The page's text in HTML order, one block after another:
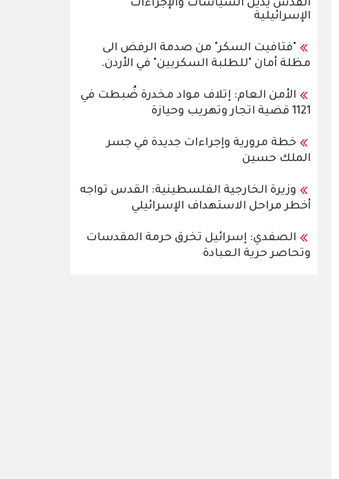
القدس يدين السياسات والإجراءات
الإسرائيلية
"فتافيت السكر" من صدمة الرفض الى
مظلة أمان "للطلبة السكريين" في الأردن.
الأمن العام: إتلاف مواد مخدرة ضُبطت في
1121 قضية اتجار وتهريب وحيازة
خطة مرورية وإجراءات جديدة في جسر
الملك حسين
وزيرة الخارجية الفلسطينية: القدس تواجه
أخطر مراحل الاستهداف الإسرائيلي
الصفدي: إسرائيل تخرق حرمة المقدسات
وتحاصر حرية العبادة